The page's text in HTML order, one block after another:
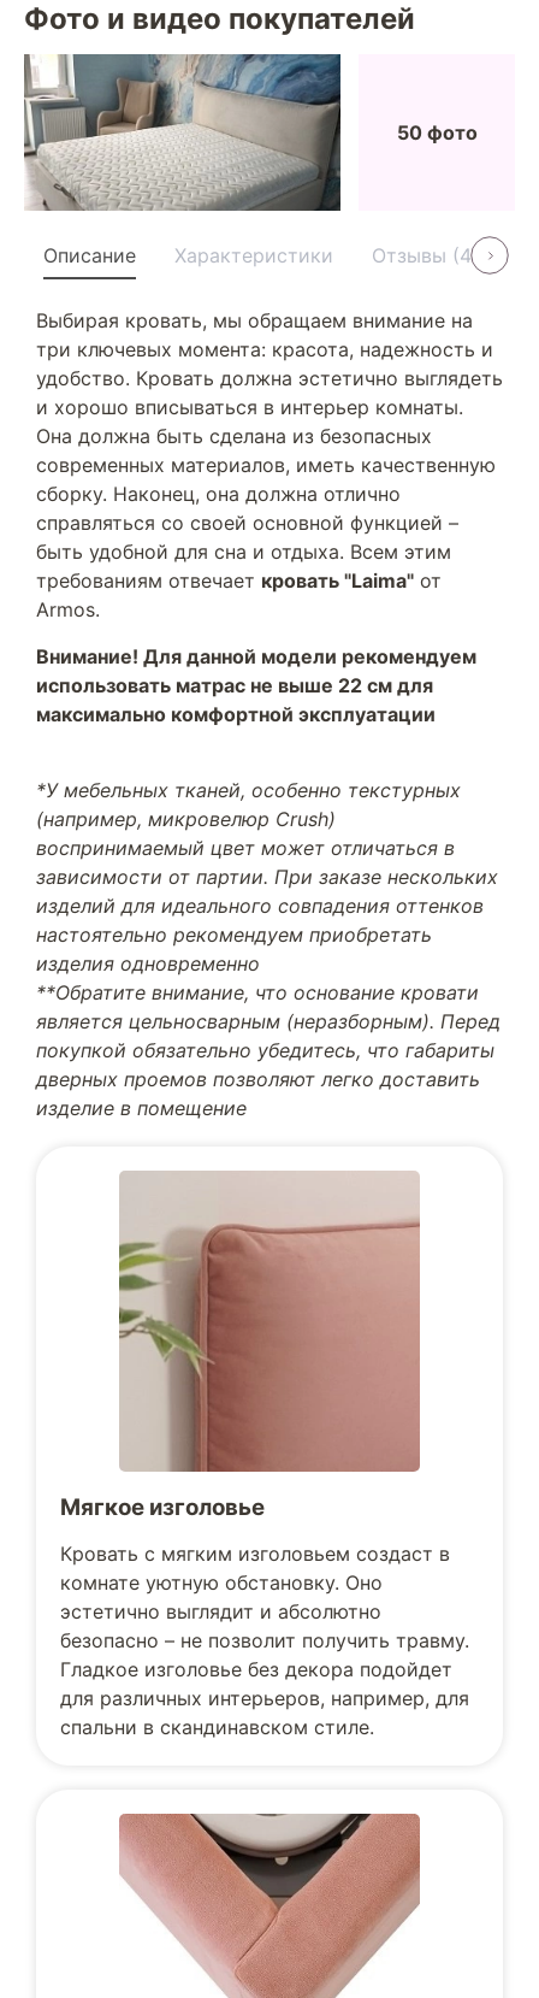
Фото и видео покупателей
50 фото
Описание Характеристики Отзывы (40)
Выбирая кровать, мы обращаем внимание на
три ключевых момента: красота, надежность и
удобство. Кровать должна эстетично выглядеть
и хорошо вписываться в интерьер комнаты.
Она должна быть сделана из безопасных
современных материалов, иметь качественную
сборку. Наконец, она должна отлично
справляться со своей основной функцией –
быть удобной для сна и отдыха. Всем этим
требованиям отвечает кровать "Laima" от
Armos.
Внимание! Для данной модели рекомендуем
использовать матрас не выше 22 см для
максимально комфортной эксплуатации
*У мебельных тканей, особенно текстурных
(например, микровелюр Crush)
воспринимаемый цвет может отличаться в
зависимости от партии. При заказе нескольких
изделий для идеального совпадения оттенков
настоятельно рекомендуем приобретать
изделия одновременно
**Обратите внимание, что основание кровати
является цельносварным (неразборным). Перед
покупкой обязательно убедитесь, что габариты
дверных проемов позволяют легко доставить
изделие в помещение
Мягкое изголовье
Кровать с мягким изголовьем создаст в
комнате уютную обстановку. Оно
эстетично выглядит и абсолютно
безопасно – не позволит получить травму.
Гладкое изголовье без декора подойдет
для различных интерьеров, например, для
спальни в скандинавском стиле.